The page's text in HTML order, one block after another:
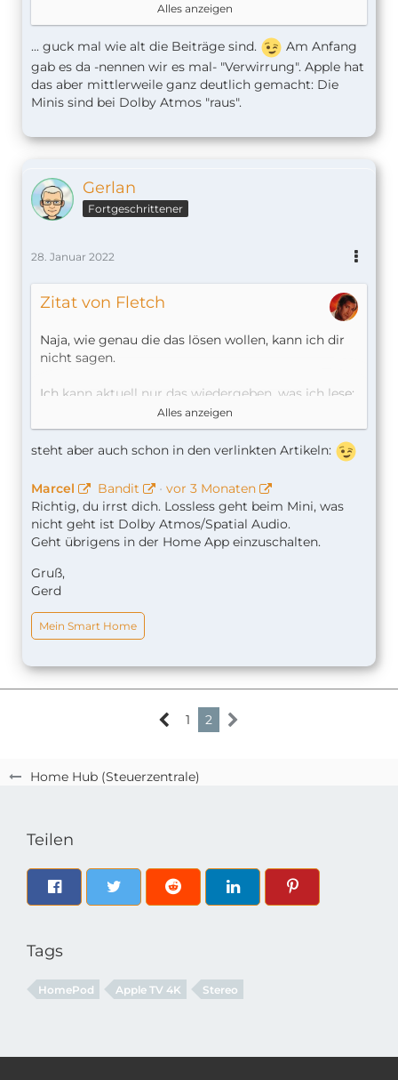
Home Hub (Steuerzentrale)
https://www.smarthomeassistent…ssless-
homepod-mini-auch/
https://www.itopnews.de/2021/1…ss-audio-und-
dolby-atmos/
Alles anzeigen
... guck mal wie alt die Beiträge sind.
Am Anfang
gab es da -nennen wir es mal- "Verwirrung". Apple hat
das aber mittlerweile ganz deutlich gemacht: Die
Minis sind bei Dolby Atmos "raus".
Gerlan
Fortgeschrittener
28. Januar 2022
Zitat von Fletch
Naja, wie genau die das lösen wollen, kann ich dir
nicht sagen.
Ich kann aktuell nur das wiedergeben, was ich lese:
https://www.smarthomeassistent…ssless-
homepod-mini-auch/
dolby-atmos/
Alles anzeigen
steht aber auch schon in den verlinkten Artikeln:
Marcel Bandit • vor 3 Monaten
Richtig, du irrst dich. Lossless geht beim Mini, was
nicht geht ist Dolby Atmos/Spatial Audio.
Geht übrigens in der Home App einzuschalten.
Gruß,
Gerd
Mein Smart Home
1 2
Teilen
Tags
HomePod Apple TV 4K Stereo